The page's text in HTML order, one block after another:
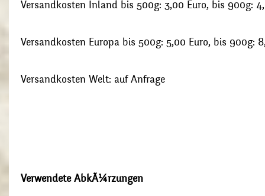
Versandkosten Inland bis 500g: 3,00 Euro, bis 900g:
Versandkosten Europa bis 500g: 5,00 Euro, bis 900g:
Versandkosten Welt: auf Anfrage
Verwendete AbkÃ¼rzungen